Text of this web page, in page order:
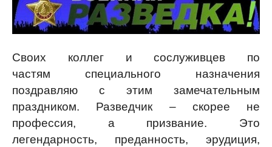
Своих коллег и сослуживцев по
частям специального назначения
поздравляю с этим замечательным
праздником. Разведчик – скорее не
профессия, а призвание. Это
легендарность, преданность, эрудиция,